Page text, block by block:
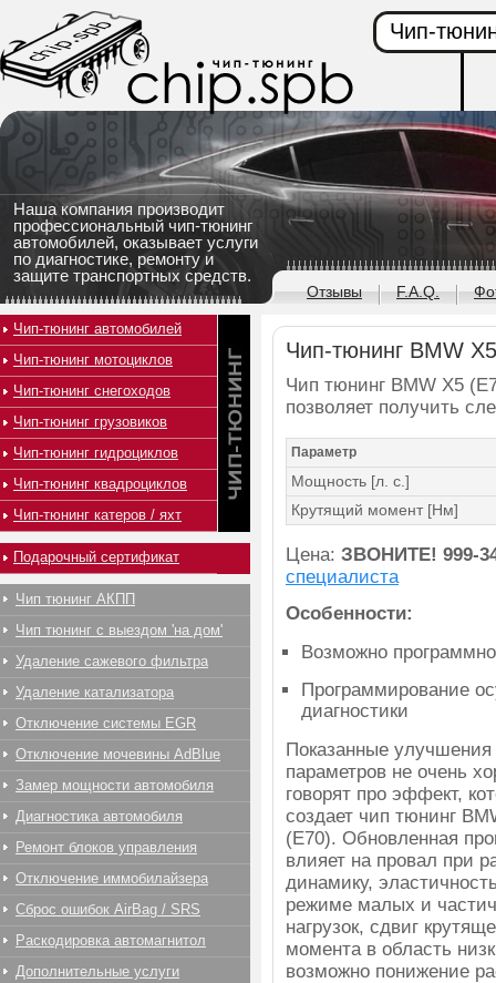
Наша компания производит
профессиональный чип-тюнинг
автомобилей, оказывает услуги
по диагностике, ремонту и
защите транспортных средств.
Чип-
Отзывы F.A.Q.
Чип-тюнинг BMW
Чип тюнинг BMW X5
позволяет получить
Параметр
Мощность [л. с.]
Крутящий момент [Нм]
Цена: ЗВОНИТЕ! 999-
специалиста
Особенности:
Возможно
Программирование
диагностики
Показанные улучшения
параметров не очень
говорят про эффект,
создает чип тюнинг
(E70). Обновленная
влияет на провал при
динамику,
режиме малых и
нагрузок, сдвиг
момента в область
возможно понижение
Чип-тюнинг автомобилей
Чип-тюнинг мотоциклов
Чип-тюнинг снегоходов
Чип-тюнинг грузовиков
Чип-тюнинг гидроциклов
Чип-тюнинг квадроциклов
Чип-тюнинг катеров / яхт
Подарочный сертификат
Чип тюнинг АКПП
Чип тюнинг с выездом 'на дом'
Удаление сажевого фильтра
Удаление катализатора
Отключение системы EGR
Отключение мочевины AdBlue
Замер мощности автомобиля
Диагностика автомобиля
Ремонт блоков управления
Отключение иммобилайзера
Сброс ошибок AirBag / SRS
Раскодировка автомагнитол
Дополнительные услуги